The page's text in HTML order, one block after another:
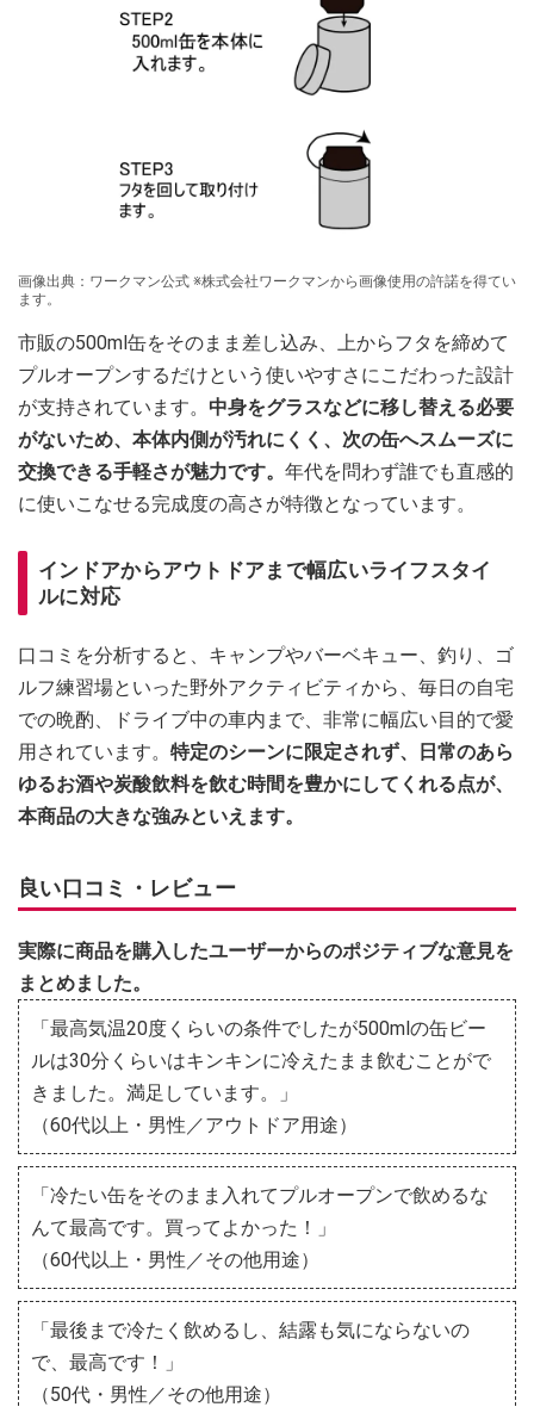
画像出典：ワークマン公式 ※株式会社ワークマンから画像使用の許諾を得てい
ます。
市販の500ml缶をそのまま差し込み、上からフタを締めて
プルオープンするだけという使いやすさにこだわった設計
が支持されています。 中身をグラスなどに移し替える必要
がないため、本体内側が汚れにくく、次の缶へスムーズに
交換できる手軽さが魅力です。 年代を問わず誰でも直感的
に使いこなせる完成度の高さが特徴となっています。
インドアからアウトドアまで幅広いライフスタイ
ルに対応
口コミを分析すると、キャンプやバーベキュー、釣り、ゴ
ルフ練習場といった野外アクティビティから、毎日の自宅
での晩酌、ドライブ中の車内まで、非常に幅広い目的で愛
用されています。 特定のシーンに限定されず、日常のあら
ゆるお酒や炭酸飲料を飲む時間を豊かにしてくれる点が、
本商品の大きな強みといえます。
良い口コミ・レビュー
実際に商品を購入したユーザーからのポジティブな意見を
まとめました。
「最高気温20度くらいの条件でしたが500mlの缶ビー
ルは30分くらいはキンキンに冷えたまま飲むことがで
きました。満足しています。」
（60代以上・男性／アウトドア用途）
「冷たい缶をそのまま入れてプルオープンで飲めるな
んて最高です。買ってよかった！」
（60代以上・男性／その他用途）
「最後まで冷たく飲めるし、結露も気にならないの
で、最高です！」
（50代・男性／その他用途）